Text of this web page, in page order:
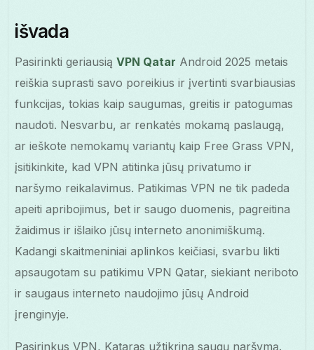
išvada
Pasirinkti geriausiąVPN Qatar Android 2025 metais
reiškia suprasti savo poreikius ir įvertinti svarbiausias
funkcijas, tokias kaip saugumas, greitis ir patogumas
naudoti. Nesvarbu, ar renkatės mokamą paslaugą,
ar ieškote nemokamų variantų kaip Free Grass VPN,
įsitikinkite, kad VPN atitinka jūsų privatumo ir
naršymo reikalavimus. Patikimas VPN ne tik padeda
apeiti apribojimus, bet ir saugo duomenis, pagreitina
žaidimus ir išlaiko jūsų interneto anonimiškumą.
Kadangi skaitmeniniai aplinkos keičiasi, svarbu likti
apsaugotam su patikimu VPN Qatar, siekiant neriboto
ir saugaus interneto naudojimo jūsų Android
įrenginyje.
Pasirinkus VPN, Kataras užtikrina saugų naršymą.